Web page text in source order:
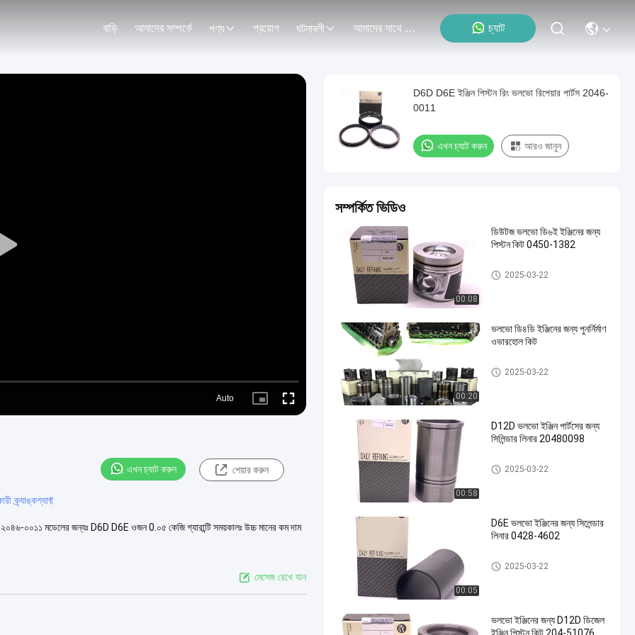
বাড়ি আমাদের সম্পর্কে পণ্য প্রয়োগ ঘটনাবলী আমাদের সাথে যোগাযোগ চ্যাট
Play
Auto
Picture- Fullscreen
এখন চ্যাট করুন শেয়ার করুন
ক্র্যাঙ্কশ্যাফ্ট
০০১১ মডেলের জন্যঃ D6D D6E ওজন 0.০৫ কেজি গ্যারান্টি সময়কালঃ উচ্চ মানের কম দাম
মেসেজ রেখে যান
D6D D6E ইঞ্জিন পিস্টন রিং ভলভো রিপেয়ার পার্টস 2046-
0011
এখন চ্যাট করুন আরও জানুন
সম্পর্কিত ভিডিও
00:08
ডিউটজ ভলভো ডি৬ই ইঞ্জিনের জন্য
পিস্টন কিট 0450-1382
ভলভো ইঞ্জিনের অংশ
2025-03-22
00:20
ভলভো ডি৪ডি ইঞ্জিনের জন্য পুনর্নির্মাণ
ওভারহোল কিট
ভলভো ইঞ্জিনের অংশ
2025-03-22
00:58
D12D ভলভো ইঞ্জিন পার্টসের জন্য
সিলিন্ডার লিনার 20480098
ভলভো ইঞ্জিনের অংশ
2025-03-22
00:05
D6E ভলভো ইঞ্জিনের জন্য সিলেন্ডার
লিনার 0428-4602
ভলভো ইঞ্জিনের অংশ
2025-03-22
ভলভো ইঞ্জিনের জন্য D12D ডিজেল